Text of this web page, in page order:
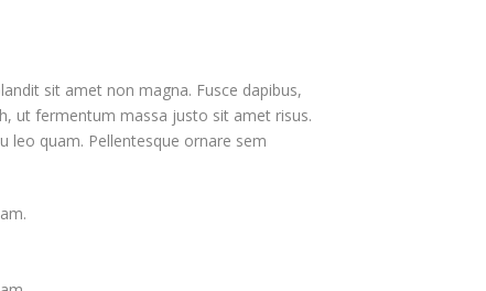
sit amet non magna. Fusce dapibus,
ut fermentum massa justo sit amet risus.
leo quam. Pellentesque ornare sem